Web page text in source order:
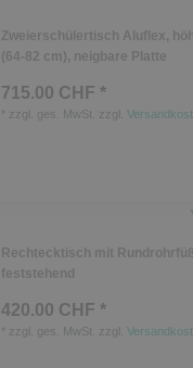
Zweierschülertisch Aluflex,
(64-82 cm), neigbare Platte
715.00 CHF *
zzgl. ges. MwSt. zzgl.
Rechtecktisch mit
feststehend
420.00 CHF *
zzgl. ges. MwSt. zzgl.